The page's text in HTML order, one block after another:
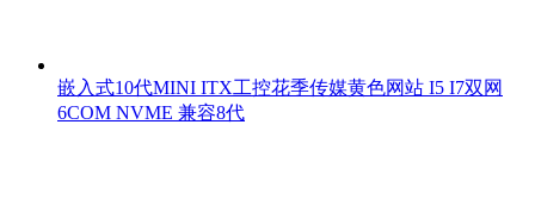
嵌入式10代MINI ITX工控花季传媒黄色网站 I5 I7双网
6COM NVME 兼容8代